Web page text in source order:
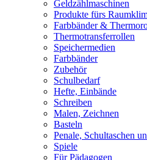
Geldzählmaschinen
Produkte fürs
Farbbänder &
Thermotransferrollen
Speichermedien
Farbbänder
Zubehör
Schulbedarf
Hefte, Einbände
Schreiben
Malen, Zeichnen
Basteln
Penale, Schultaschen
Spiele
Für Pädagogen